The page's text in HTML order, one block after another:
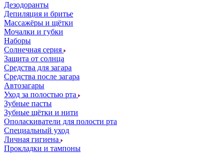
Дезодоранты
Депиляция и бритье
Массажёры и щётки
Мочалки и губки
Наборы
Солнечная серия
Защита от солнца
Средства для загара
Средства после загара
Автозагары
Уход за полостью рта
Зубные пасты
Зубные щётки и нити
Ополаскиватели для полости рта
Специальный уход
Личная гигиена
Прокладки и тампоны